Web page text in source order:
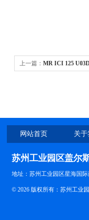
上一篇： MR ICI 125
网站首页 关
苏州工业园区盖尔
地址：苏州工业园区星海国
© 2026 版权所有：苏州工业